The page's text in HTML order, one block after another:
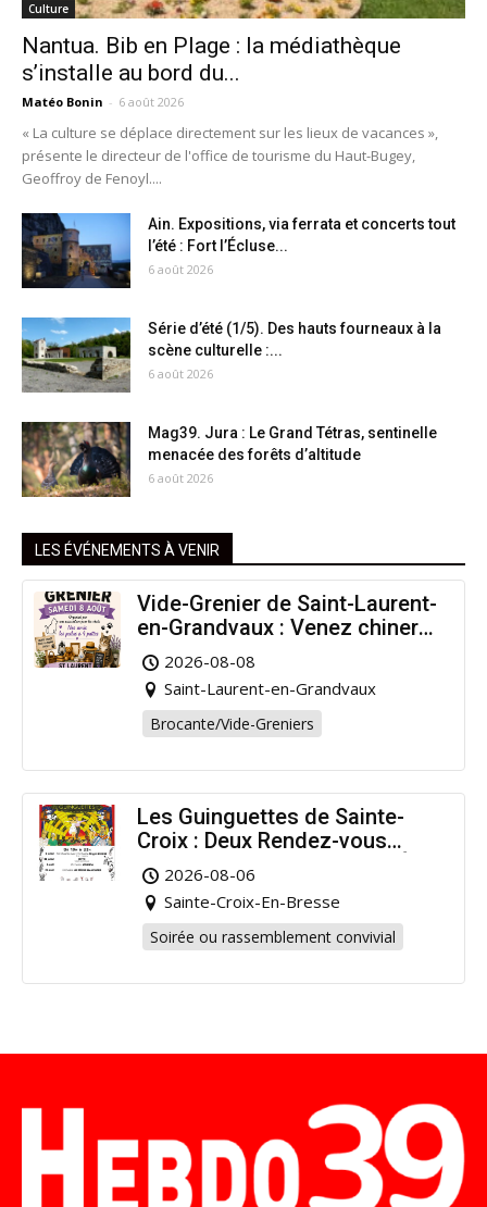
Culture
Nantua. Bib en Plage : la médiathèque
s’installe au bord du...
Matéo Bonin - 6 août 2026
« La culture se déplace directement sur les lieux de vacances »,
présente le directeur de l'office de tourisme du Haut-Bugey,
Geoffroy de Fenoyl....
Ain. Expositions, via ferrata et concerts tout
l’été : Fort l’Écluse...
6 août 2026
Série d’été (1/5). Des hauts fourneaux à la
scène culturelle :...
6 août 2026
Mag39. Jura : Le Grand Tétras, sentinelle
menacée des forêts d’altitude
6 août 2026
LES ÉVÉNEMENTS À VENIR
Vide-Grenier de Saint-Laurent-
en-Grandvaux : Venez chiner
pour la bonne cause !
2026-08-08
Saint-Laurent-en-Grandvaux
Brocante/Vide-Greniers
Les Guinguettes de Sainte-
Croix : Deux Rendez-vous
Dansants pour Prolonger l’Été
2026-08-06
Sainte-Croix-En-Bresse
Soirée ou rassemblement convivial